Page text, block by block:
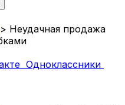
> Неудачная продажа
Одноклассники